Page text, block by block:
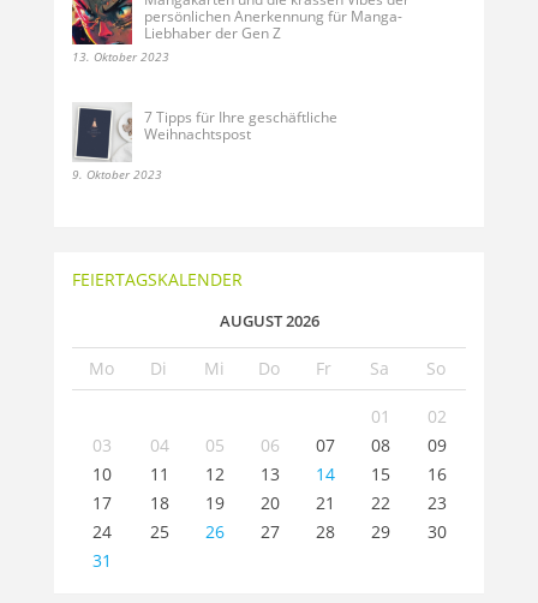
persönlichen Anerkennung für Manga-
Liebhaber der Gen Z
13. Oktober 2023
7 Tipps für Ihre geschäftliche
Weihnachtspost
9. Oktober 2023
FEIERTAGSKALENDER
AUGUST 2026
Mo Di Mi Do Fr Sa So
01
02
03
04 05 06 07 08
09
10
11 12 13 14 15
16
17
18 19 20 21 22
23
24
25 26 27 28 29
30
31